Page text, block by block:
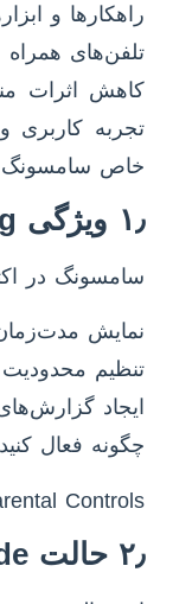
راهکارها و
تلفن‌های
کاهش اثرات
تجربه کاربری
خاص سامسونگ
۱٫ ویژگی Digital Wellbeing (سلامت دیجیتال)
سامسونگ در
نمایش
تنظیم محدودیت
ایجاد
چگونه فعال
Controls
۲٫ حالت Focus Mode (حالت تمرکز)